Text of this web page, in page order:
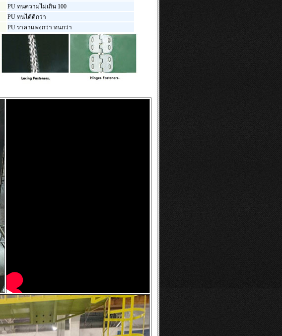
PU ทนความไม่เกิน 100
PU ทนได้ดีกว่า
PU ราคาแพงกว่า ทนกว่า